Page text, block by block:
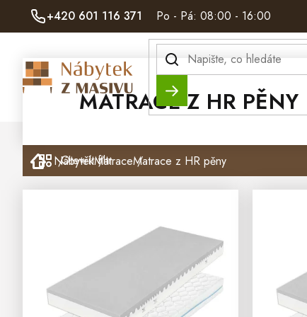
+420 601 116 371 Po - Pá: 08:00 - 16:00
Hledat
DomůNábytekMatraceMatrace z HR pěny
MATRACE Z HR PĚNY
Otevřít filtr
V